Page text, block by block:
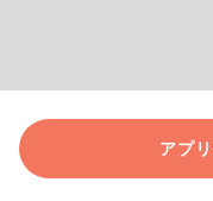
アプ